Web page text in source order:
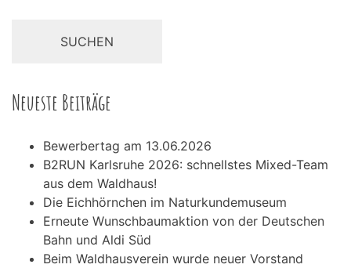
Neueste Beiträge
Bewerbertag am 13.06.2026
B2RUN Karlsruhe 2026: schnellstes Mixed-Team
aus dem Waldhaus!
Die Eichhörnchen im Naturkundemuseum
Erneute Wunschbaumaktion von der Deutschen
Bahn und Aldi Süd
Beim Waldhausverein wurde neuer Vorstand